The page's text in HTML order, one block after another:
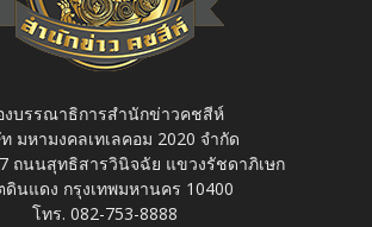
งบรรณาธิการสำนักข่าวคชสีห์
มหามงคลเทเลคอม 2020 จำกัด
ถนนสุทธิสารวินิจฉัย แขวงรัชดาภิเษก
ดินแดง กรุงเทพมหานคร 10400
โทร. 082-753-8888